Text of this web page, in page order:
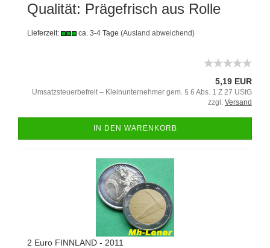
Qualität: Prägefrisch aus Rolle
Lieferzeit: ca. 3-4 Tage (Ausland abweichend)
5,19 EUR
Umsatzsteuerbefreit – Kleinunternehmer gem. § 6 Abs. 1 Z 27 UStG
zzgl. Versand
IN DEN WARENKORB
2 Euro FINNLAND - 2011